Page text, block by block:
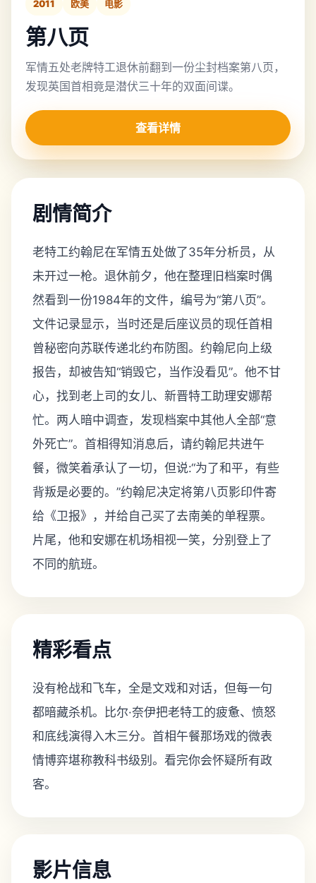
2011 欧美 电影
第八页
军情五处老牌特工退休前翻到一份尘封档案第八页，
发现英国首相竟是潜伏三十年的双面间谍。
查看详情
剧情简介
老特工约翰尼在军情五处做了35年分析员，从
未开过一枪。退休前夕，他在整理旧档案时偶
然看到一份1984年的文件，编号为“第八页”。
文件记录显示，当时还是后座议员的现任首相
曾秘密向苏联传递北约布防图。约翰尼向上级
报告，却被告知“销毁它，当作没看见”。他不甘
心，找到老上司的女儿、新晋特工助理安娜帮
忙。两人暗中调查，发现档案中其他人全部“意
外死亡”。首相得知消息后，请约翰尼共进午
餐，微笑着承认了一切，但说:“为了和平，有些
背叛是必要的。”约翰尼决定将第八页影印件寄
给《卫报》，并给自己买了去南美的单程票。
片尾，他和安娜在机场相视一笑，分别登上了
不同的航班。
精彩看点
没有枪战和飞车，全是文戏和对话，但每一句
都暗藏杀机。比尔·奈伊把老特工的疲惫、愤怒
和底线演得入木三分。首相午餐那场戏的微表
情博弈堪称教科书级别。看完你会怀疑所有政
客。
影片信息